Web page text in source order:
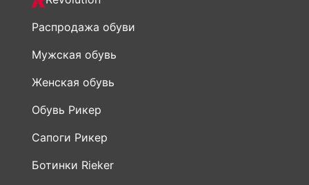
Распродажа обуви
Мужская обувь
Женская обувь
Обувь Рикер
Сапоги Рикер
Ботинки Rieker